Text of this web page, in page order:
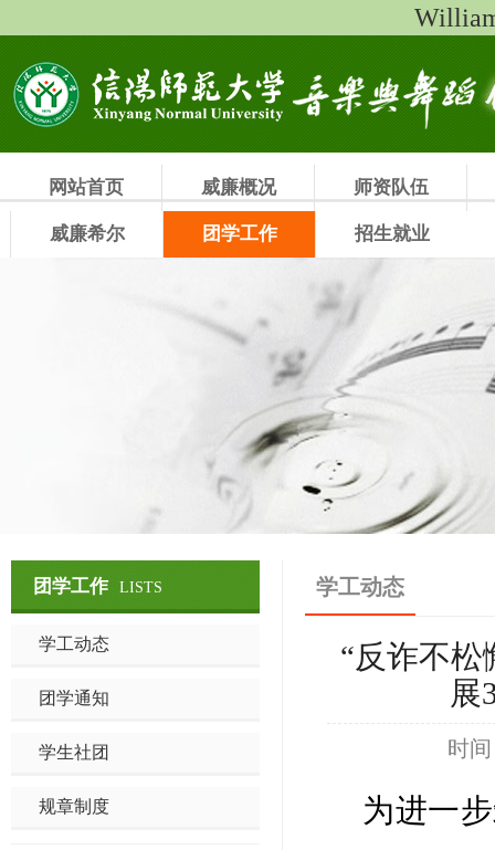
网站首页 威廉概况 师资队伍
威廉希尔 团学工作 招生就业
团学工作 LISTS
学工动态
团学通知
学生社团
规章制度
学工动态
“反诈不
展
时
为进一